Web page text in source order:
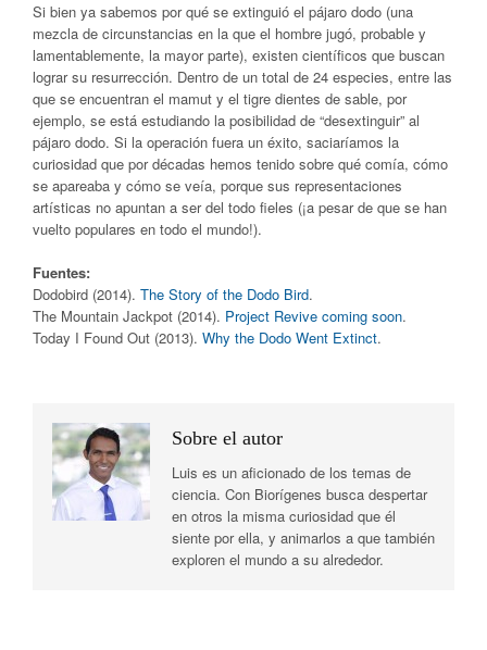
Si bien ya sabemos por qué se extinguió el pájaro dodo (una
mezcla de circunstancias en la que el hombre jugó, probable y
lamentablemente, la mayor parte), existen científicos que buscan
lograr su resurrección. Dentro de un total de 24 especies, entre las
que se encuentran el mamut y el tigre dientes de sable, por
ejemplo, se está estudiando la posibilidad de “desextinguir” al
pájaro dodo. Si la operación fuera un éxito, saciaríamos la
curiosidad que por décadas hemos tenido sobre qué comía, cómo
se apareaba y cómo se veía, porque sus representaciones
artísticas no apuntan a ser del todo fieles (¡a pesar de que se han
vuelto populares en todo el mundo!).
Fuentes:
Dodobird (2014). The Story of the Dodo Bird.
The Mountain Jackpot (2014). Project Revive coming soon.
Today I Found Out (2013). Why the Dodo Went Extinct.
Sobre el autor
Luis es un aficionado de los temas de
ciencia. Con Biorígenes busca despertar
en otros la misma curiosidad que él
siente por ella, y animarlos a que también
exploren el mundo a su alrededor.